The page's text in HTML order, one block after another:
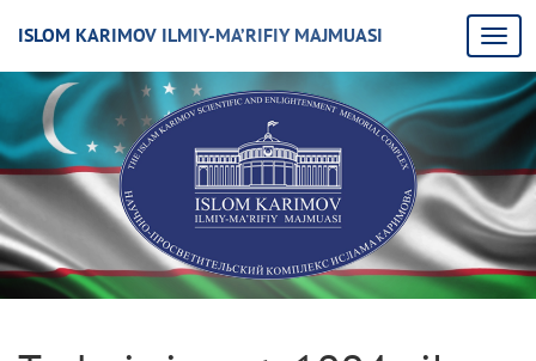
ISLOM KARIMOV ILMIY-MA’RIFIY MAJMUASI